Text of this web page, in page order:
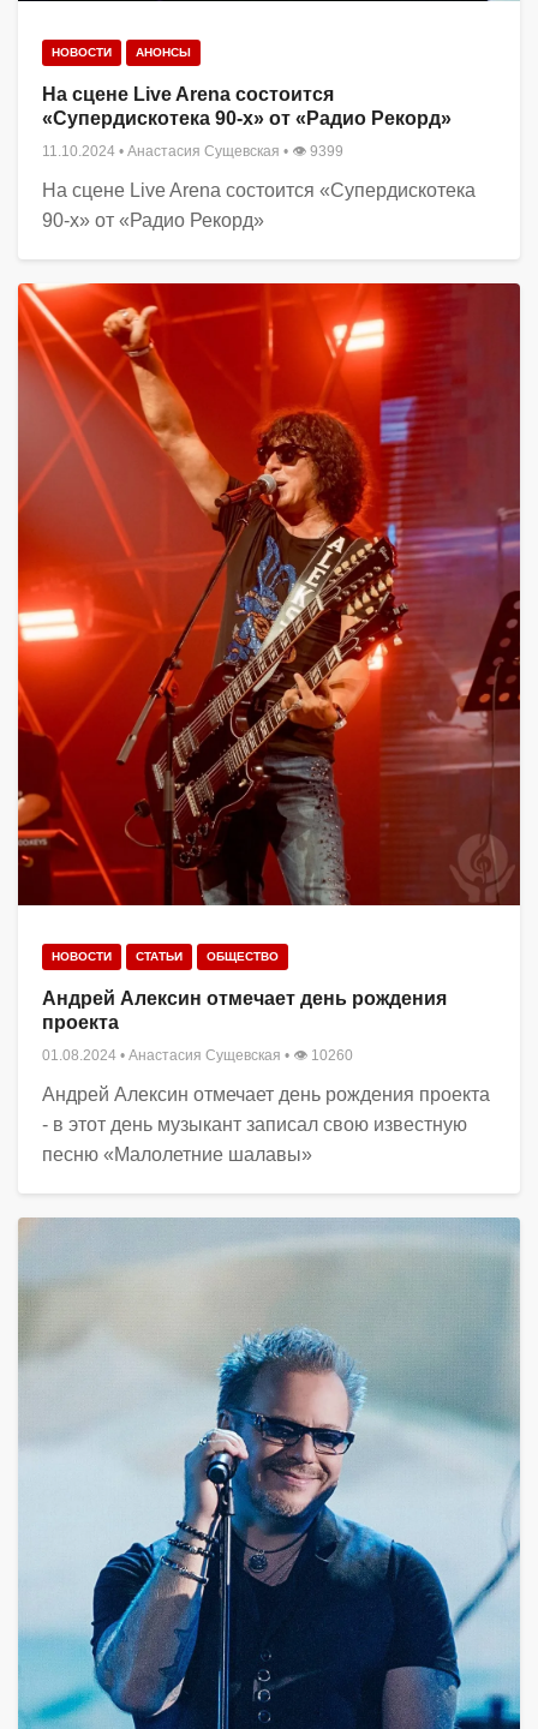
НОВОСТИ АНОНСЫ
На сцене Live Arena состоится
«Супердискотека 90-х» от «Радио Рекорд»
11.10.2024 • Анастасия Сущевская • 👁 9399
На сцене Live Arena состоится «Супердискотека
90-х» от «Радио Рекорд»
НОВОСТИ СТАТЬИ ОБЩЕСТВО
Андрей Алексин отмечает день рождения
проекта
01.08.2024 • Анастасия Сущевская • 👁 10260
Андрей Алексин отмечает день рождения проекта
- в этот день музыкант записал свою известную
песню «Малолетние шалавы»